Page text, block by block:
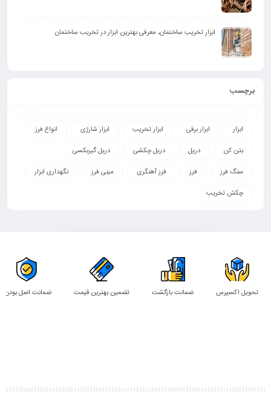
ابزار تخریب ساختمان، معرفی بهترین ابزار در تخریب ساختمان
برچسب
ابزار ابزار برقی ابزار تخریب ابزار شارژی
انواع فرز
بتن کن
دریل دریل چکشی
دریل گیربکسی
سنگ فرز
فرز فرز آهنگری مینی فرز
نگهداری ابزار
چکش تخریب
تحویل اکسپرس ضمانت بازگشت تضمین بهترین قیمت ضمانت اصل بودن